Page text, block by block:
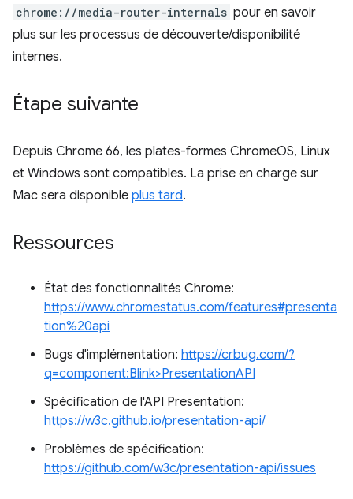
chrome://media-router-internals pour en savoir
plus sur les processus de découverte/disponibilité
internes.
Étape suivante
Depuis Chrome 66, les plates-formes ChromeOS, Linux
et Windows sont compatibles. La prise en charge sur
Mac sera disponible plus tard.
Ressources
État des fonctionnalités Chrome:
https://www.chromestatus.com/features#presenta
tion%20api
Bugs d'implémentation: https://crbug.com/?
q=component:Blink>PresentationAPI
Spécification de l'API Presentation:
https://w3c.github.io/presentation-api/
Problèmes de spécification:
https://github.com/w3c/presentation-api/issues